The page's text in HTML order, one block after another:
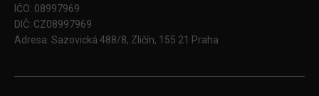
IČO: 08997969
DIČ: CZ08997969
Adresa: Sazovická 488/8, Zličín, 155 21 Praha